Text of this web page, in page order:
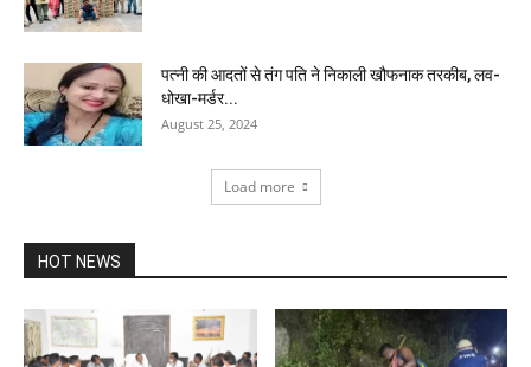
पत्नी की आदतों से तंग पति ने निकाली खौफनाक तरकीब, लव-
धोखा-मर्डर...
August 25, 2024
Load more
HOT NEWS